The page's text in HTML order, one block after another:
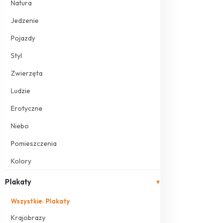
Natura
Jedzenie
Pojazdy
Styl
Zwierzęta
Ludzie
Erotyczne
Niebo
Pomieszczenia
Kolory
Plakaty ▾
Wszystkie: Plakaty
Krajobrazy